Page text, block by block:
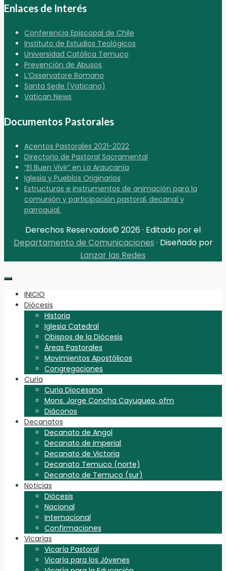
Enlaces de Interés
Conferencia Episcopal de Chile
Instituto de Estudios Teológicos
Universidad Católica Temuco
Prevención de Abusos
L’Osservatore Romano
Santa Sede (Vaticano)
Vatican News
Documentos Pastorales
Acentos Pastorales 2021-2022
Directorio de Pastoral Sacramental
“El Buen Vivir” en La Araucanía
Iglesia y Pueblos Originarios
Estructuras e instrumentos de animación para la
comunión y participación pastoral, decanal y
parroquial.
Derechos Reservados© 2026 · Editado por el
Departamento de Comunicaciones · Diseñado por
Lanzar las Redes
INICIO
Diócesis
Historia
Iglesia Catedral
Obispos de la Diócesis
Áreas Pastorales
Movimientos Apostólicos
Congregaciones
Curia
Curia Diocesana
Mons. Jorge Concha Cayuqueo, ofm
Diáconos
Decanatos
Decanato de Angol
Decanato de Imperial
Decanato de Victoria
Decanato Temuco (norte)
Decanato de Temuco (sur)
Noticias
Diócesis
Nacional
Internacional
Confirmaciones
Vicarías
Vicaría Pastoral
Vicaría para los Jóvenes